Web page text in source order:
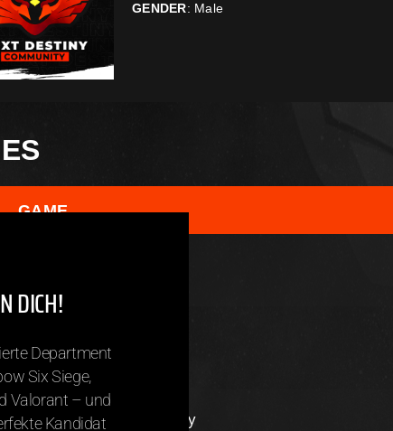
GENDER: Male
GAME
Valorant – Team Calamity
DICH!
Department
Six Siege,
Valorant – und
Kandidat